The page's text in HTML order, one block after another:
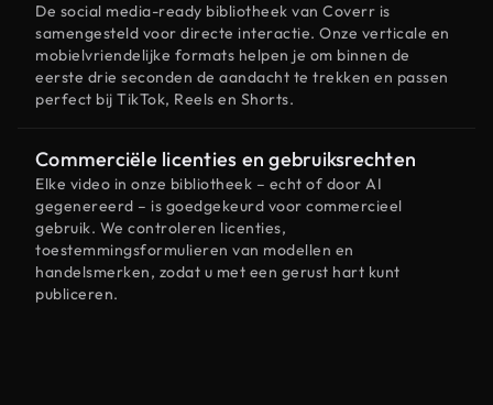
De social media-ready bibliotheek van Coverr is
samengesteld voor directe interactie. Onze verticale en
mobielvriendelijke formats helpen je om binnen de
eerste drie seconden de aandacht te trekken en passen
perfect bij TikTok, Reels en Shorts.
Commerciële licenties en gebruiksrechten
Elke video in onze bibliotheek – echt of door AI
gegenereerd – is goedgekeurd voor commercieel
gebruik. We controleren licenties,
toestemmingsformulieren van modellen en
handelsmerken, zodat u met een gerust hart kunt
publiceren.